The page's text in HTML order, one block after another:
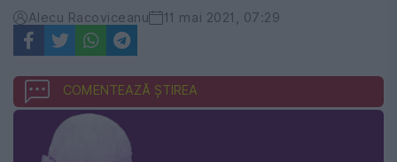
Alecu Racoviceanu 11 mai 2021, 07:29
COMENTEAZĂ ȘTIREA